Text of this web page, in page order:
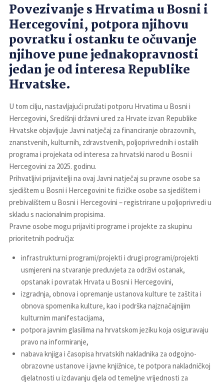
Povezivanje s Hrvatima u Bosni i
Hercegovini, potpora njihovu
povratku i ostanku te očuvanje
njihove pune jednakopravnosti
jedan je od interesa Republike
Hrvatske.
U tom cilju, nastavljajući pružati potporu Hrvatima u Bosni i
Hercegovini, Središnji državni ured za Hrvate izvan Republike
Hrvatske objavljuje Javni natječaj za financiranje obrazovnih,
znanstvenih, kulturnih, zdravstvenih, poljoprivrednih i ostalih
programa i projekata od interesa za hrvatski narod u Bosni i
Hercegovini za 2025. godinu.
Prihvatljivi prijavitelji na ovaj Javni natječaj su pravne osobe sa
sjedištem u Bosni i Hercegovini te fizičke osobe sa sjedištem i
prebivalištem u Bosni i Hercegovini – registrirane u poljoprivredi u
skladu s nacionalnim propisima.
Pravne osobe mogu prijaviti programe i projekte za skupinu
prioritetnih područja:
infrastrukturni programi/projekti i drugi programi/projekti
usmjereni na stvaranje preduvjeta za održivi ostanak,
opstanak i povratak Hrvata u Bosni i Hercegovini,
izgradnja, obnova i opremanje ustanova kulture te zaštita i
obnova spomenika kulture, kao i podrška najznačajnijim
kulturnim manifestacijama,
potpora javnim glasilima na hrvatskom jeziku koja osiguravaju
pravo na informiranje,
nabava knjiga i časopisa hrvatskih nakladnika za odgojno-
obrazovne ustanove i javne knjižnice, te potpora nakladničkoj
djelatnosti u izdavanju djela od temeljne vrijednosti za